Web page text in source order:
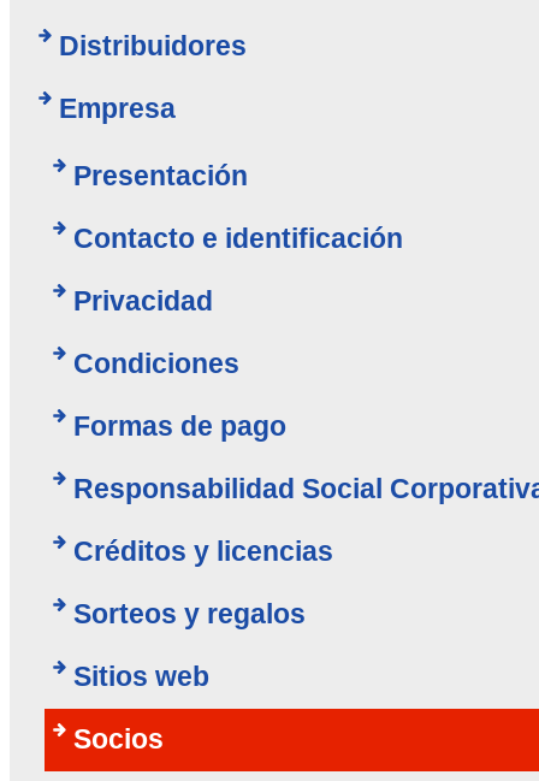
Distribuidores
Empresa
Presentación
Contacto e identificación
Privacidad
Condiciones
Formas de pago
Responsabilidad Social
Créditos y licencias
Sorteos y regalos
Sitios web
Socios